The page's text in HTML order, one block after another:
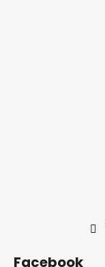
Facebook